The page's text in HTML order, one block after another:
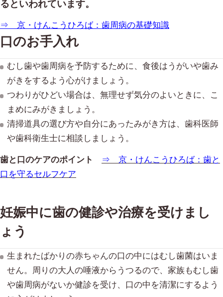
るといわれています。
⇒ 京・けんこうひろば：歯周病の基礎知識
口のお手入れ
むし歯や歯周病を予防するために、食後はうがいや歯み
がきをするよう心がけましょう。
つわりがひどい場合は、無理せず気分のよいときに、こ
まめにみがきましょう。
清掃道具の選び方や自分にあったみがき方は、歯科医師
や歯科衛生士に相談しましょう。
歯と口のケアのポイント
⇒ 京・けんこうひろば：歯と
口を守るセルフケア
妊娠中に歯の健診や治療を受けまし
ょう
生まれたばかりの赤ちゃんの口の中にはむし歯菌はいま
せん。周りの大人の唾液からうつるので、家族もむし歯
や歯周病がないか健診を受け、口の中を清潔にするよう